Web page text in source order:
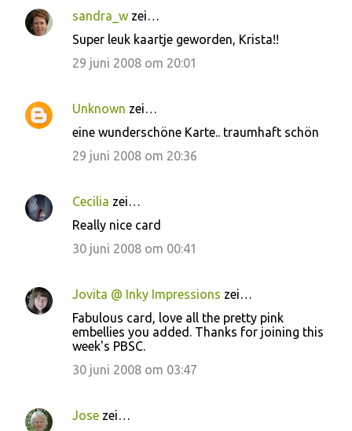
sandra_w zei…
Super leuk kaartje geworden, Krista!!
29 juni 2008 om 20:01
Unknown zei…
eine wunderschöne Karte.. traumhaft schön
29 juni 2008 om 20:36
Cecilia zei…
Really nice card
30 juni 2008 om 00:41
Jovita @ Inky Impressions zei…
Fabulous card, love all the pretty pink
embellies you added. Thanks for joining this
week's PBSC.
30 juni 2008 om 03:47
Jose zei…